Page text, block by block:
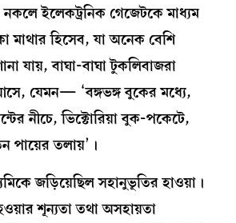
ইলেকট্রনিক গেজেটকে মাধ্যম
মাথার হিসেব, যা অনেক বেশি
যায়, বাঘা-বাঘা টুকলিবাজরা
যেমন— ‘বঙ্গভঙ্গ বুকের মধ্যে,
নীচে, ভিক্টোরিয়া বুক-পকেটে,
পায়ের তলায়’।
জড়িয়েছিল সহানুভূতির হাওয়া।
শূন্যতা তথা অসহায়তা